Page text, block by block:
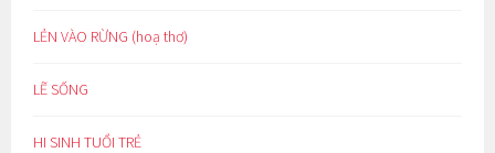
LẺN VÀO RỪNG (hoạ thơ)
LẼ SỐNG
HI SINH TUỔI TRẺ